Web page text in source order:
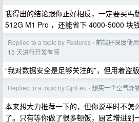
我得出的结论跟你正好相反，一定要买丐
512G M1 Pro ，还能省下 4000-5000 块钱
Replied to a topic by Features › 前端仔深度使
15 天进行开发有感
“我对数据安全是足够关注的”，但用着盗
Replied to a topic by GjriFeu › 想买一个空气炸
本来想大力推荐一下的，但你说平时不怎
了。只有等你做了很多顿饭，厨艺增进到